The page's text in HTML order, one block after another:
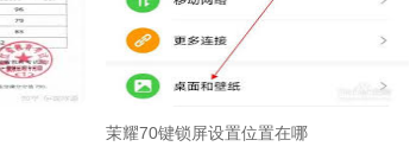
茉耀70键锁屏设置位置在哪